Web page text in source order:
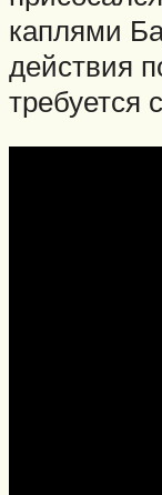
каплями
действия
требуется